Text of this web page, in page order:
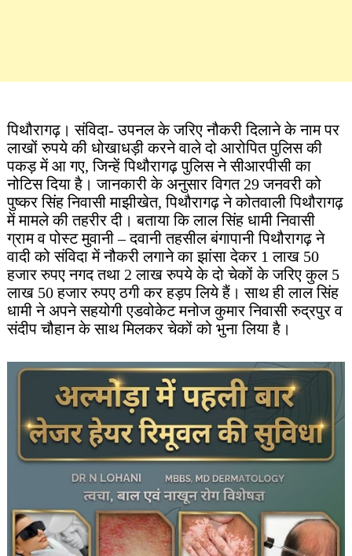
पिथौरागढ़। संविदा- उपनल के जरिए नौकरी दिलाने के नाम पर
लाखों रुपये की धोखाधड़ी करने वाले दो आरोपित पुलिस की
पकड़ में आ गए, जिन्हें पिथौरागढ़ पुलिस ने सीआरपीसी का
नोटिस दिया है। जानकारी के अनुसार विगत 29 जनवरी को
पुष्कर सिंह निवासी माझीखेत, पिथौरागढ़ ने कोतवाली पिथौरागढ़
में मामले की तहरीर दी। बताया कि लाल सिंह धामी निवासी
ग्राम व पोस्ट मुवानी – दवानी तहसील बंगापानी पिथौरागढ़ ने
वादी को संविदा में नौकरी लगाने का झांसा देकर 1 लाख 50
हजार रुपए नगद तथा 2 लाख रुपये के दो चेकों के जरिए कुल 5
लाख 50 हजार रुपए ठगी कर हड़प लिये हैं। साथ ही लाल सिंह
धामी ने अपने सहयोगी एडवोकेट मनोज कुमार निवासी रुद्रपुर व
संदीप चौहान के साथ मिलकर चेकों को भुना लिया है।